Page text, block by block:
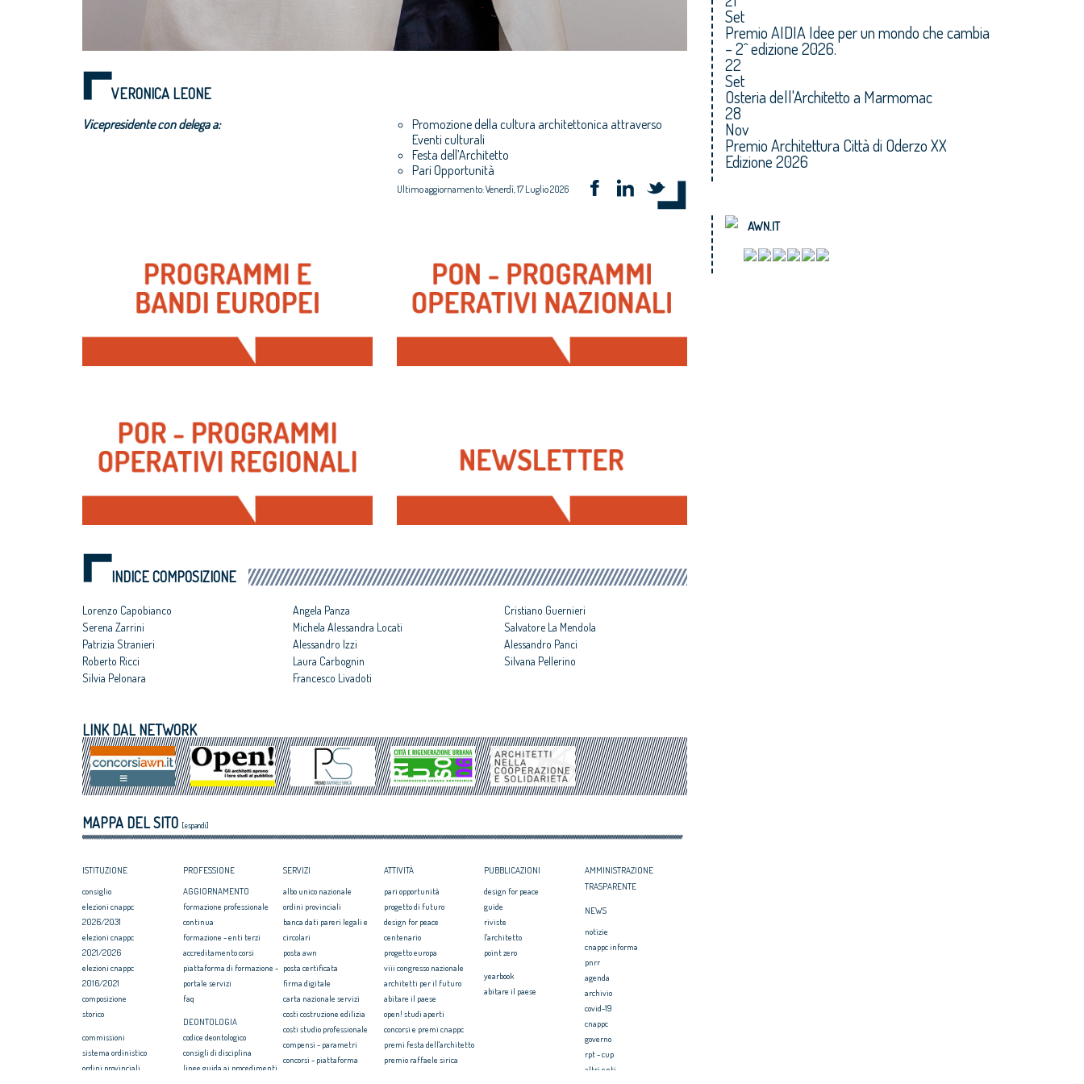
VERONICA LEONE
Vicepresidente con delega a:
Promozione della cultura architettonica attraverso
Eventi culturali
Festa dell’Architetto
Pari Opportunità
Ultimo aggiornamento: Venerdì, 17 Luglio 2026
INDICE COMPOSIZIONE
Lorenzo Capobianco
Serena Zarrini
Patrizia Stranieri
Roberto Ricci
Silvia Pelonara
Angela Panza
Michela Alessandra Locati
Alessandro Izzi
Laura Carbognin
Francesco Livadoti
Cristiano Guernieri
Salvatore La Mendola
Alessandro Panci
Silvana Pellerino
LINK DAL NETWORK
MAPPA DEL SITO [espandi]
ISTITUZIONE
consiglio
elezioni cnappc
2026/2031
elezioni cnappc
2021/2026
elezioni cnappc
2016/2021
composizione
storico
commissioni
sistema ordinistico
ordini provinciali
PROFESSIONE
AGGIORNAMENTO
formazione professionale
continua
formazione - enti terzi
accreditamento corsi
piattaforma di formazione -
portale servizi
faq
DEONTOLOGIA
codice deontologico
consigli di disciplina
linee guida ai procedimenti
SERVIZI
albo unico nazionale
ordini provinciali
banca dati pareri legali e
circolari
posta awn
posta certificata
firma digitale
carta nazionale servizi
costi costruzione edilizia
costi studio professionale
compensi - parametri
concorsi - piattaforma
ATTIVITÀ
pari opportunità
progetto di futuro
design for peace
centenario
progetto europa
viii congresso nazionale
architetti per il futuro
abitare il paese
open! studi aperti
concorsi e premi cnappc
premi festa dell'architetto
premio raffaele sirica
PUBBLICAZIONI
design for peace
guide
riviste
l'architetto
point zero
yearbook
abitare il paese
AMMINISTRAZIONE
TRASPARENTE
NEWS
notizie
cnappc informa
pnrr
agenda
archivio
covid-19
cnappc
governo
rpt - cup
altri enti
Set
Premio AIDIA Idee per un mondo che cambia
– 2^ edizione 2026.
22
Set
Osteria dell'Architetto a Marmomac
28
Nov
Premio Architettura Città di Oderzo XX
Edizione 2026
AWN.IT